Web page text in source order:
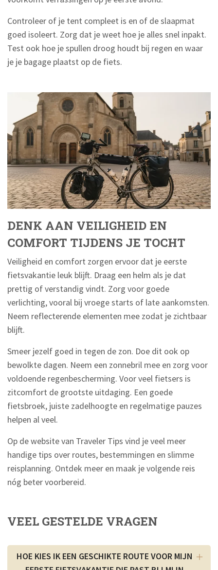
Controleer of je tent compleet is en of de slaapmat
goed isoleert. Zorg dat je weet hoe je alles snel inpakt.
Test ook hoe je spullen droog houdt bij regen en waar
je je bagage plaatst op de fiets.
DENK AAN VEILIGHEID EN
COMFORT TIJDENS JE TOCHT
Veiligheid en comfort zorgen ervoor dat je eerste
fietsvakantie leuk blijft. Draag een helm als je dat
prettig of verstandig vindt. Zorg voor goede
verlichting, vooral bij vroege starts of late aankomsten.
Neem reflecterende elementen mee zodat je zichtbaar
blijft.
Smeer jezelf goed in tegen de zon. Doe dit ook op
bewolkte dagen. Neem een zonnebril mee en zorg voor
voldoende regenbescherming. Voor veel fietsers is
zitcomfort de grootste uitdaging. Een goede
fietsbroek, juiste zadelhoogte en regelmatige pauzes
helpen al veel.
Op de website van Traveler Tips vind je veel meer
handige tips over routes, bestemmingen en slimme
reisplanning. Ontdek meer en maak je volgende reis
nóg beter voorbereid.
VEEL GESTELDE VRAGEN
HOE KIES IK EEN GESCHIKTE ROUTE VOOR MIJN